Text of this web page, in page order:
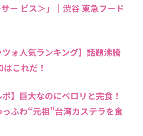
ー ビス＞」｜渋谷 東急フード
ォ人気ランキング】話題沸騰
これだ！
】巨大なのにペロリと完食！
ふわ“元祖”台湾カステラを食